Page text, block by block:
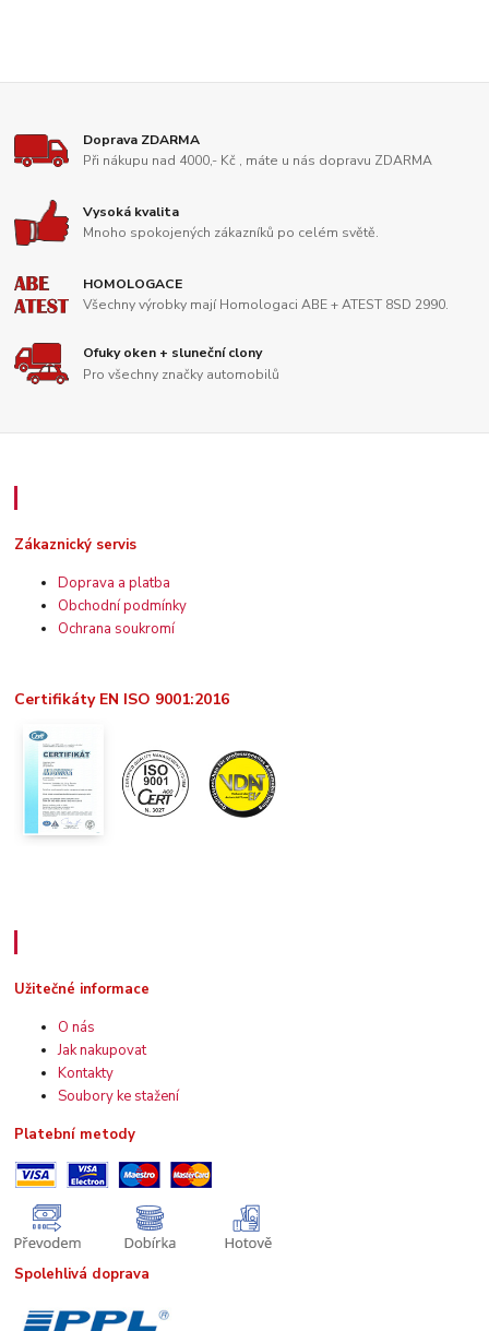
Doprava ZDARMA
Při nákupu nad 4000,- Kč , máte u nás dopravu ZDARMA
Vysoká kvalita
Mnoho spokojených zákazníků po celém světě.
HOMOLOGACE
Všechny výrobky mají Homologaci ABE + ATEST 8SD 2990.
Ofuky oken + sluneční clony
Pro všechny značky automobilů
Zákaznický servis
Doprava a platba
Obchodní podmínky
Ochrana soukromí
Certifikáty EN ISO 9001:2016
Užitečné informace
O nás
Jak nakupovat
Kontakty
Soubory ke stažení
Platební metody
Spolehlivá doprava